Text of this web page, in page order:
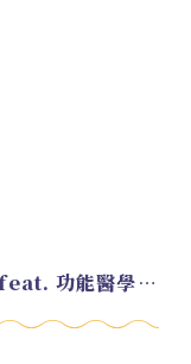
EP.220 好久不見！2026 試錄集 feat. 功能醫學營養師 美寶